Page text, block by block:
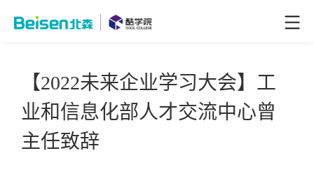
【2022未来企业学习大会】工
业和信息化部人才交流中心曾
主任致辞